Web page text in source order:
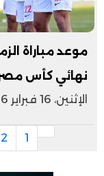
موعد مباراة
نهائي كأس مصر
الإثنين، 16 فبراير 2026 11:08 ص
1
2